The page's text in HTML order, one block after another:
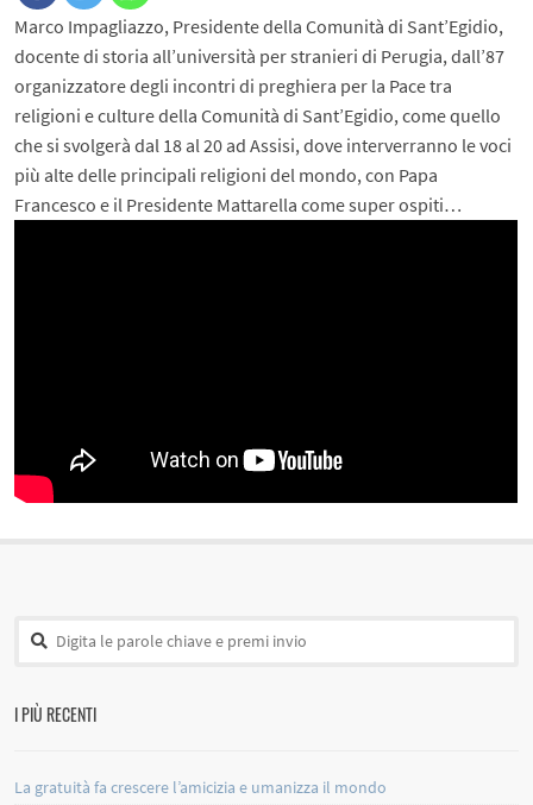
Marco Impagliazzo, Presidente della Comunità di Sant’Egidio,
docente di storia all’università per stranieri di Perugia, dall’87
organizzatore degli incontri di preghiera per la Pace tra
religioni e culture della Comunità di Sant’Egidio, come quello
che si svolgerà dal 18 al 20 ad Assisi, dove interverranno le voci
più alte delle principali religioni del mondo, con Papa
Francesco e il Presidente Mattarella come super ospiti…
I PIÙ RECENTI
La gratuità fa crescere l’amicizia e umanizza il mondo